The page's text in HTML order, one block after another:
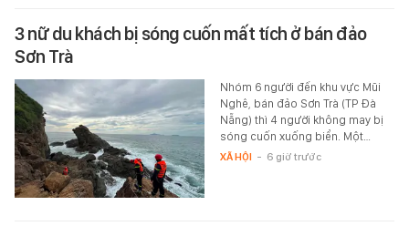
3 nữ du khách bị sóng cuốn mất tích ở bán đảo
Sơn Trà
Nhóm 6 người đến khu vực Mũi
Nghê, bán đảo Sơn Trà (TP Đà
Nẵng) thì 4 người không may bị
sóng cuốn xuống biển. Một…
XÃ HỘI - 6 giờ trước